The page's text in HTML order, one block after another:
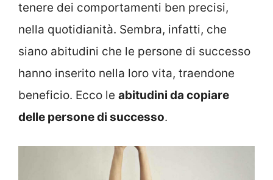
tenere dei comportamenti ben precisi,
nella quotidianità. Sembra, infatti, che
siano abitudini che le persone di successo
hanno inserito nella loro vita, traendone
beneficio. Ecco le abitudini da copiare
delle persone di successo.